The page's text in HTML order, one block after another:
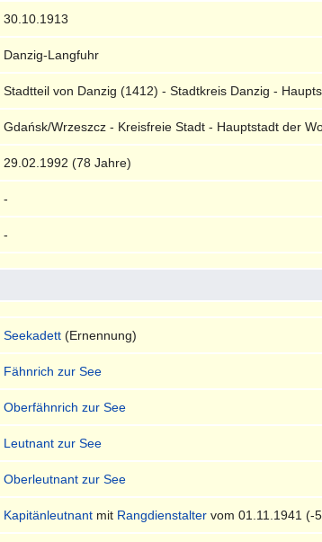
30.10.1913
Danzig-Langfuhr
Stadtteil von Danzig (1412) - Stadtkreis Danzig -
Gdańsk/Wrzeszcz - Kreisfreie Stadt - Hauptstadt der
29.02.1992 (78 Jahre)
-
-
Seekadett (Ernennung)
Fähnrich zur See
Oberfähnrich zur See
Leutnant zur See
Oberleutnant zur See
Kapitänleutnant mit Rangdienstalter vom 01.11.1941 (-